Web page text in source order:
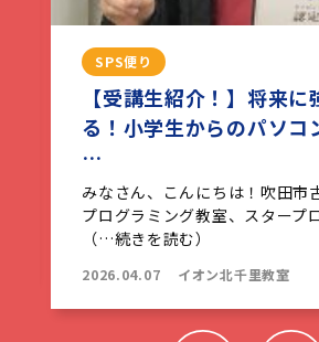
SPS便り
【受講生紹介！】将来に
る！小学生からのパソ
…
みなさん、こんにちは！吹田市
プログラミング教室、スタープ
（…続きを読む）
2026.04.07 イオン北千里教室